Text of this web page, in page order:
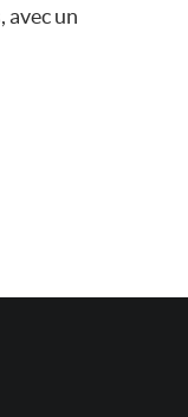
un